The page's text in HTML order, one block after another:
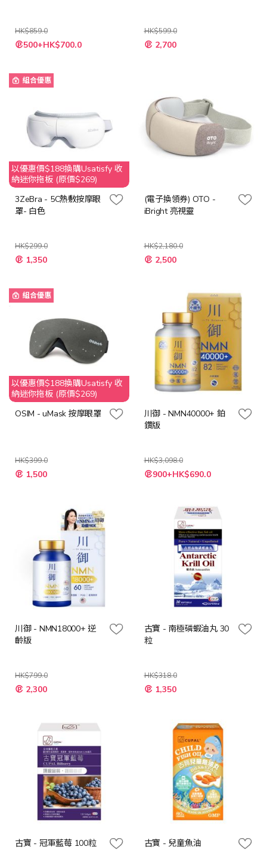
HK$859.0
特
殊 500+HK$700.0
HK$599.0
特
殊 2,700
組合優惠
以優惠價$188換購Usatisfy 收
納迷你拖板 (原價$269)
3ZeBra - 5C熱敷按摩眼
罩- 白色
HK$299.0
特
殊 1,350
(電子換領券) OTO -
iBright 亮視靈
HK$2,180.0
特
殊 2,500
組合優惠
以優惠價$188換購Usatisfy 收
納迷你拖板 (原價$269)
OSIM - uMask 按摩眼罩
HK$399.0
特
殊 1,500
川御 - NMN40000+ 鉑
鑽版
HK$3,098.0
特
殊 900+HK$690.0
川御 - NMN18000+ 逆
齡版
HK$799.0
特
殊 2,300
古寶 - 南極磷蝦油丸 30
粒
HK$318.0
特
殊 1,350
古寶 - 冠軍藍莓 100粒 古寶 - 兒童魚油